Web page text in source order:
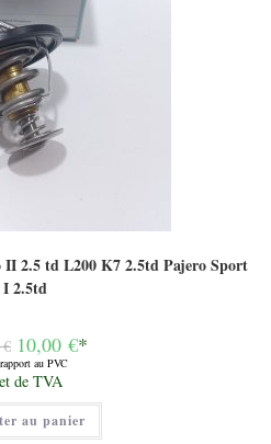
2.5 td L200 K7 2.5td Pajero Sport
I 2.5td
€ Le
prix
initial
était :
14,00 €.
10,00 €*
au PVC
:
€.
de TVA
au panier